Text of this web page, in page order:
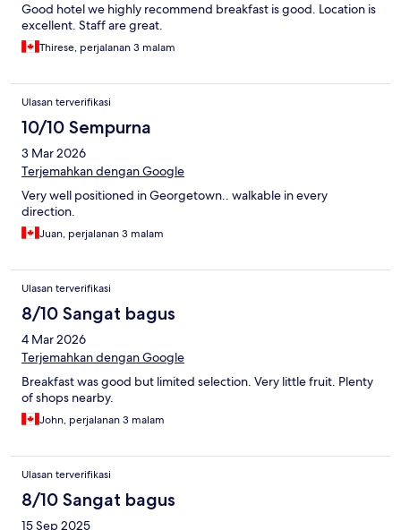
Good hotel we highly recommend breakfast is good. Location is
excellent. Staff are great.
Thirese, perjalanan 3 malam
Ulasan terverifikasi
10/10 Sempurna
3 Mar 2026
Terjemahkan dengan Google
Very well positioned in Georgetown.. walkable in every
direction.
Juan, perjalanan 3 malam
Ulasan terverifikasi
8/10 Sangat bagus
4 Mar 2026
Terjemahkan dengan Google
Breakfast was good but limited selection. Very little fruit. Plenty
of shops nearby.
John, perjalanan 3 malam
Ulasan terverifikasi
8/10 Sangat bagus
15 Sep 2025